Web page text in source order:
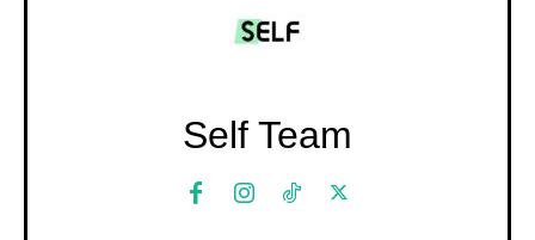
Self Team